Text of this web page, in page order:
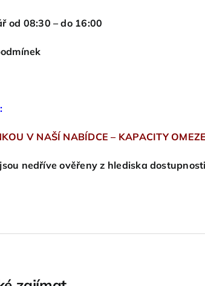
od 08:30 – do 16:00
V NAŠÍ NABÍDCE – KAPACITY
nedříve ověřeny z hlediska